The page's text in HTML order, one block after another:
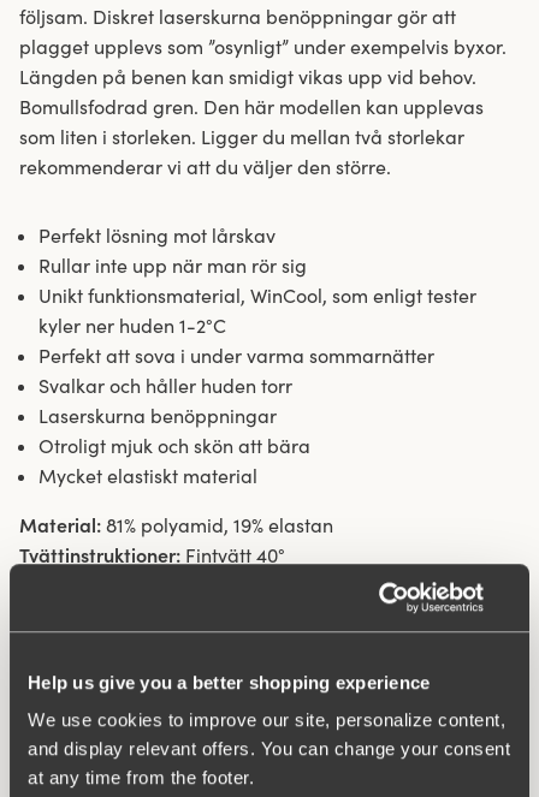
Help us give you a better shopping experience
We use cookies to improve our site, personalize content,
and display relevant offers. You can change your consent
at any time from the footer.
följsam. Diskret laserskurna benöppningar gör att
plagget upplevs som ”osynligt” under exempelvis byxor.
Längden på benen kan smidigt vikas upp vid behov.
Bomullsfodrad gren. Den här modellen kan upplevas
som liten i storleken. Ligger du mellan två storlekar
rekommenderar vi att du väljer den större.
Perfekt lösning mot lårskav
Rullar inte upp när man rör sig
Unikt funktionsmaterial, WinCool, som enligt tester
kyler ner huden 1-2°C
Perfekt att sova i under varma sommarnätter
Svalkar och håller huden torr
Laserskurna benöppningar
Otroligt mjuk och skön att bära
Mycket elastiskt material
Material: 81% polyamid, 19% elastan
Tvättinstruktioner: Fintvätt 40°
Vad gör den så bekväm?
Wincool